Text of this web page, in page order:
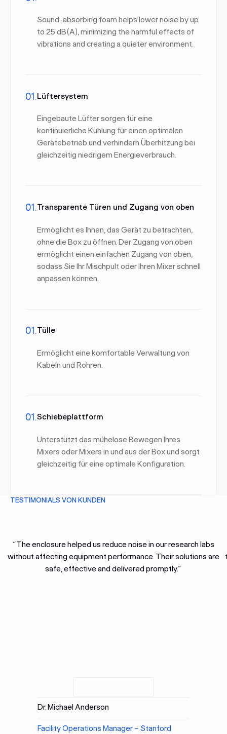
Sound-absorbing foam helps lower noise by up
to 25 dB(A), minimizing the harmful effects of
vibrations and creating a quieter environment.
01.Lüftersystem
Eingebaute Lüfter sorgen für eine
kontinuierliche Kühlung für einen optimalen
Gerätebetrieb und verhindern Überhitzung bei
gleichzeitig niedrigem Energieverbrauch.
01.Transparente Türen und Zugang von oben
Ermöglicht es Ihnen, das Gerät zu betrachten,
ohne die Box zu öffnen. Der Zugang von oben
ermöglicht einen einfachen Zugang von oben,
sodass Sie Ihr Mischpult oder Ihren Mixer schnell
anpassen können.
01.Tülle
Ermöglicht eine komfortable Verwaltung von
Kabeln und Rohren.
01.Schiebeplattform
Unterstützt das mühelose Bewegen Ihres
Mixers oder Mixers in und aus der Box und sorgt
gleichzeitig für eine optimale Konfiguration.
TESTIMONIALS VON KUNDEN
“The enclosure helped us reduce noise in our research labs
without affecting equipment performance. Their solutions are
safe, effective and delivered promptly.”
Dr. Michael Anderson
Facility Operations Manager – Stanford